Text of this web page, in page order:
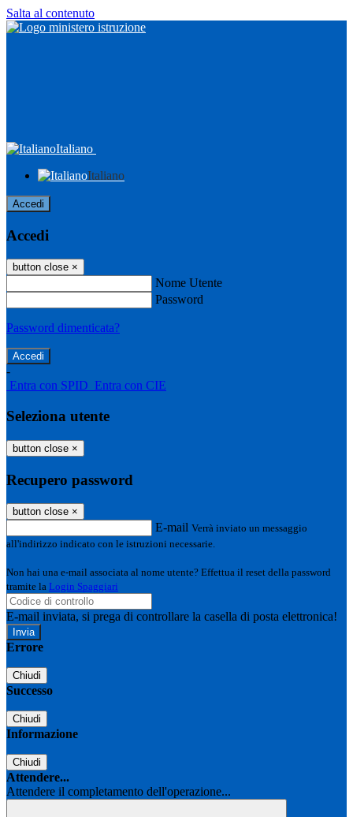
Salta al contenuto
Italiano
Italiano
Accedi
Accedi
button close ×
Nome Utente
Password
Password dimenticata?
-
Entra con SPID Entra con CIE
Seleziona utente
button close ×
Recupero password
button close ×
E-mail Verrà inviato un messaggio
all'indirizzo indicato con le istruzioni necessarie.
Non hai una e-mail associata al nome utente? Effettua il reset della password
tramite la Login Spaggiari
E-mail inviata, si prega di controllare la casella di posta elettronica!
Errore
Chiudi
Successo
Chiudi
Informazione
Chiudi
Attendere...
Attendere il completamento dell'operazione...